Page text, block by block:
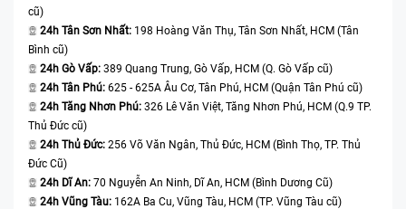
cũ)
24h Tân Sơn Nhất: 198 Hoàng Văn Thụ, Tân Sơn Nhất, HCM (Tân
Bình cũ)
24h Gò Vấp: 389 Quang Trung, Gò Vấp, HCM (Q. Gò Vấp cũ)
24h Tân Phú: 625 - 625A Âu Cơ, Tân Phú, HCM (Quận Tân Phú cũ)
24h Tăng Nhơn Phú: 326 Lê Văn Việt, Tăng Nhơn Phú, HCM (Q.9 TP.
Thủ Đức cũ)
24h Thủ Đức: 256 Võ Văn Ngân, Thủ Đức, HCM (Bình Thọ, TP. Thủ
Đức Cũ)
24h Dĩ An: 70 Nguyễn An Ninh, Dĩ An, HCM (Bình Dương Cũ)
24h Vũng Tàu: 162A Ba Cu, Vũng Tàu, HCM (TP. Vũng Tàu cũ)